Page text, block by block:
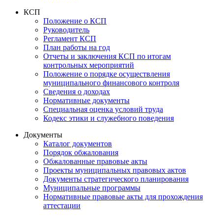
КСП
Положение о КСП
Руководитель
Регламент КСП
План работы на год
Отчеты и заключения КСП по итогам
контрольных мероприятий
Положение о порядке осуществления
муниципального финансового контроля
Сведения о доходах
Нормативные документы
Специальная оценка условий труда
Кодекс этики и служебного поведения
Документы
Каталог документов
Порядок обжалования
Обжалованные правовые акты
Проекты муниципальных правовых актов
Документы стратегического планирования
Муниципальные программы
Нормативные правовые акты для прохождения
аттестации